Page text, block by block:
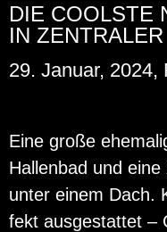
DIE COOLSTE
IN
29. Januar, 2024,
Eine große
Hal­len­bad und
unter einem Dach.
fekt aus­ge­stat­tet –